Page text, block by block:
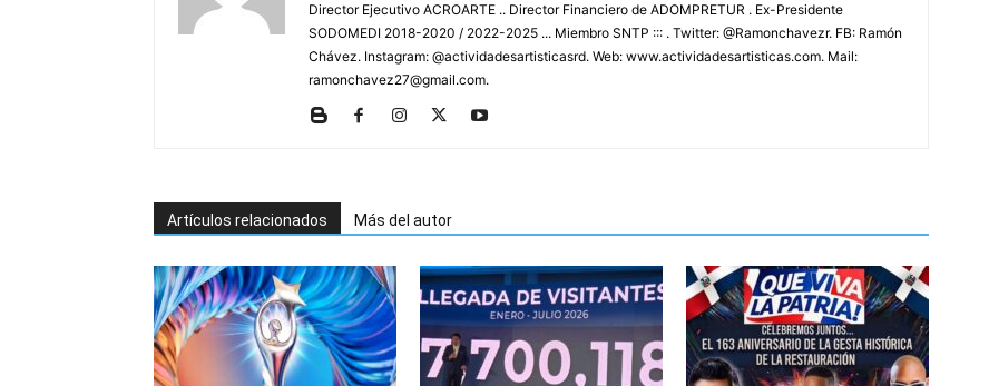
Director Ejecutivo ACROARTE .. Director Financiero de ADOMPRETUR . Ex-Presidente
SODOMEDI 2018-2020 / 2022-2025 ... Miembro SNTP ::: . Twitter: @Ramonchavezr. FB: Ramón
Chávez. Instagram: @actividadesartisticasrd. Web: www.actividadesartisticas.com. Mail:
ramonchavez27@gmail.com.
Artículos relacionados Más del autor